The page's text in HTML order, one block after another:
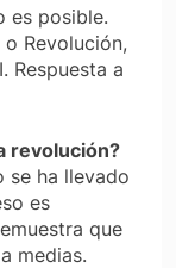
es posible.
Revolución,
Respuesta a
revolución?
se ha llevado
es
que
medias.